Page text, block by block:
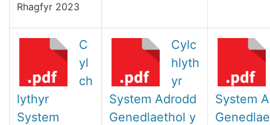
Rhagfyr 2023
C
yl
ch
lythyr
System
Cylc
hlyth
yr
System Adrodd
Genedlaethol y
System